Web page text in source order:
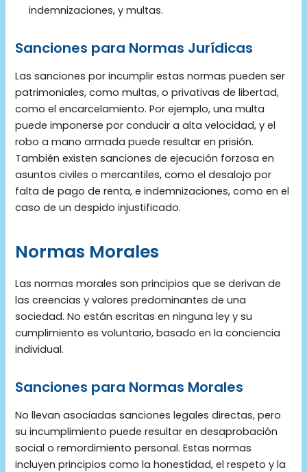
indemnizaciones, y multas.
Sanciones para Normas Jurídicas
Las sanciones por incumplir estas normas pueden ser
patrimoniales, como multas, o privativas de libertad,
como el encarcelamiento. Por ejemplo, una multa
puede imponerse por conducir a alta velocidad, y el
robo a mano armada puede resultar en prisión.
También existen sanciones de ejecución forzosa en
asuntos civiles o mercantiles, como el desalojo por
falta de pago de renta, e indemnizaciones, como en el
caso de un despido injustificado.
Normas Morales
Las normas morales son principios que se derivan de
las creencias y valores predominantes de una
sociedad. No están escritas en ninguna ley y su
cumplimiento es voluntario, basado en la conciencia
individual.
Sanciones para Normas Morales
No llevan asociadas sanciones legales directas, pero
su incumplimiento puede resultar en desaprobación
social o remordimiento personal. Estas normas
incluyen principios como la honestidad, el respeto y la